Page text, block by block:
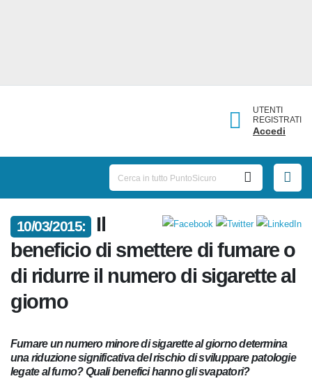
UTENTI
REGISTRATI
Accedi
10/03/2015:
Il
beneficio di smettere di fumare
o di ridurre il numero di
sigarette al giorno
Fumare un numero minore di sigarette al giorno determina
una riduzione significativa del rischio di sviluppare
patologie legate al fumo? Quali benefici hanno gli